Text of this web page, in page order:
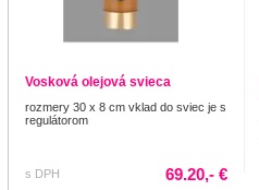
Vosková olejová svieca
rozmery 30 x 8 cm vklad do sviec je s
regulátorom
s DPH 69.20,- €